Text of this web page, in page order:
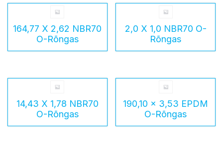
164,77 X 2,62 NBR70
O-Rõngas
2,0 X 1,0 NBR70 O-
Rõngas
14,43 X 1,78 NBR70
O-Rõngas
190,10 x 3,53 EPDM
O-Rõngas